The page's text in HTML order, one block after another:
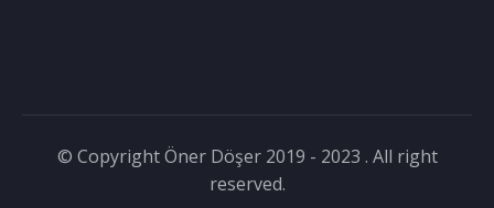
© Copyright Öner Döşer 2019 - 2023 . All right
reserved.